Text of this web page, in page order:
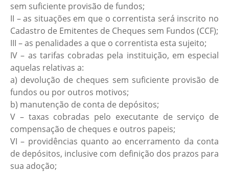
sem suficiente provisão de fundos;
II – as situações em que o correntista será inscrito no
Cadastro de Emitentes de Cheques sem Fundos (CCF);
III – as penalidades a que o correntista esta sujeito;
IV – as tarifas cobradas pela instituição, em especial
aquelas relativas a:
a) devolução de cheques sem suficiente provisão de
fundos ou por outros motivos;
b) manutenção de conta de depósitos;
V – taxas cobradas pelo executante de serviço de
compensação de cheques e outros papeis;
VI – providências quanto ao encerramento da conta
de depósitos, inclusive com definição dos prazos para
sua adoção;